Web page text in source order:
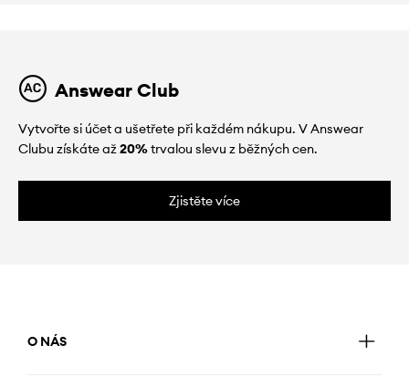
Answear Club
Vytvořte si účet a ušetřete při každém nákupu. V Answear
Clubu získáte až20%trvalou slevu z běžných cen.
Zjistěte více
O NÁS